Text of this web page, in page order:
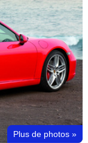
Plus de photos »